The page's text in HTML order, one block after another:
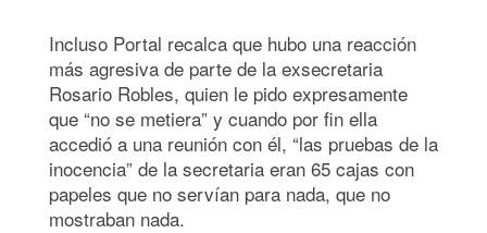
Incluso Portal recalca que hubo una reacción
más agresiva de parte de la exsecretaria
Rosario Robles, quien le pido expresamente
que “no se metiera” y cuando por fin ella
accedió a una reunión con él, “las pruebas de la
inocencia” de la secretaria eran 65 cajas con
papeles que no servían para nada, que no
mostraban nada.